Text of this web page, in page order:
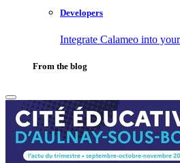
Developers
Integrate Calameo into
From the blog